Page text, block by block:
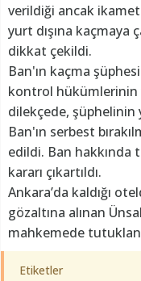
verildiği ancak
yurt dışına kaçmaya
dikkat çekildi.
Ban'ın kaçma
kontrol hükümlerinin
dilekçede,
Ban'ın serbest
edildi. Ban
kararı çıkartıldı.
Ankara’da kaldığı
gözaltına alınan
mahkemede
Etiketler